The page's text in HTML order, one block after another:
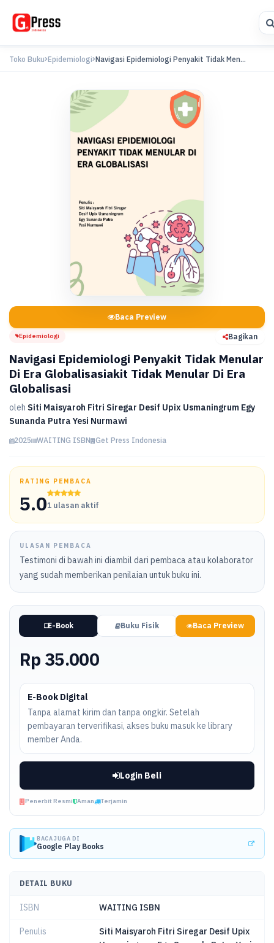
Toko Buku Epidemiologi Navigasi Epidemiologi Penyakit Tidak Men...
Baca Preview
Epidemiologi Bagikan
Navigasi Epidemiologi Penyakit Tidak Menular
Di Era Globalisasiakit Tidak Menular Di Era
Globalisasi
oleh Siti Maisyaroh Fitri Siregar Desif Upix Usmaningrum Egy
Sunanda Putra Yesi Nurmawi
2025 WAITING ISBN Get Press Indonesia
RATING PEMBACA
5.01 ulasan aktif
ULASAN PEMBACA
Testimoni di bawah ini diambil dari pembaca atau kolaborator
yang sudah memberikan penilaian untuk buku ini.
E-Book Buku Fisik Baca Preview
Rp 35.000
E-Book Digital
Tanpa alamat kirim dan tanpa ongkir. Setelah
pembayaran terverifikasi, akses buku masuk ke library
member Anda.
Login Beli
Penerbit Resmi Aman Terjamin
BACA JUGA DI
Google Play Books
DETAIL BUKU
ISBN WAITING ISBN
Penulis
Siti Maisyaroh Fitri Siregar Desif Upix